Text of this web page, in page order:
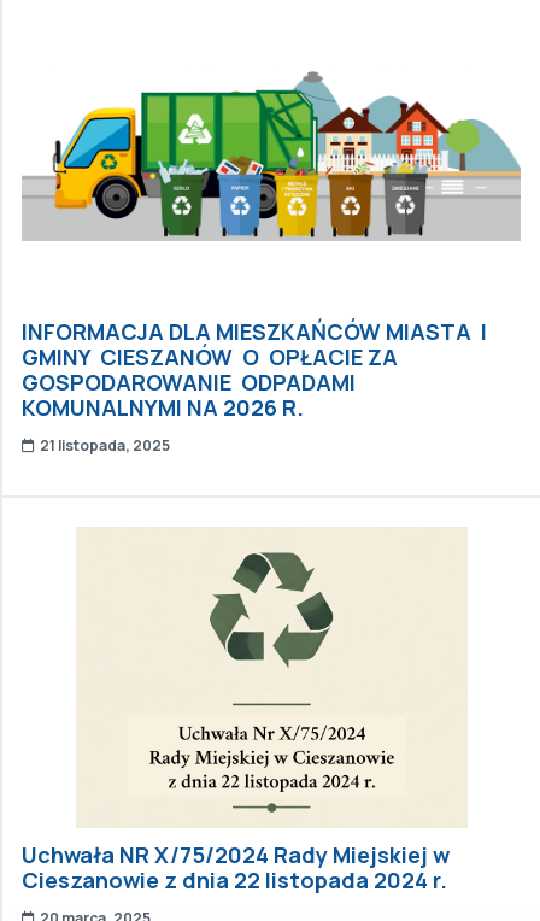
INFORMACJA DLA MIESZKAŃCÓW MIASTA I
GMINY CIESZANÓW O OPŁACIE ZA
GOSPODAROWANIE ODPADAMI
KOMUNALNYMI NA 2026 R.
21 listopada, 2025
Uchwała NR X/75/2024 Rady Miejskiej w
Cieszanowie z dnia 22 listopada 2024 r.